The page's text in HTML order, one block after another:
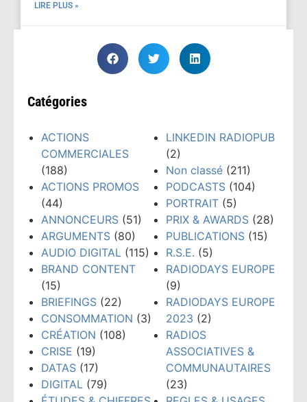
LIRE PLUS »
Catégories
ACTIONS
COMMERCIALES
(188)
ACTIONS PROMOS
(44)
ANNONCEURS (51)
ARGUMENTS (80)
AUDIO DIGITAL (115)
BRAND CONTENT
(15)
BRIEFINGS (22)
CONSOMMATION (3)
CRÉATION (108)
CRISE (19)
DATAS (17)
DIGITAL (79)
LINKEDIN RADIOPUB
(2)
Non classé (211)
PODCASTS (104)
PORTRAIT (5)
PRIX & AWARDS (28)
PUBLICATIONS (15)
R.S.E. (5)
RADIODAYS EUROPE
(9)
RADIODAYS EUROPE
2023 (2)
RADIOS
ASSOCIATIVES &
COMMUNAUTAIRES
(23)